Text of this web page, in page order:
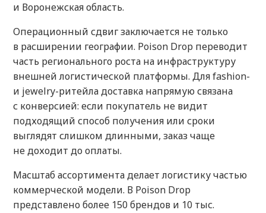
и Воронежская область.
Операционный сдвиг заключается не только
в расширении географии. Poison Drop переводит
часть регионального роста на инфраструктуру
внешней логистической платформы. Для fashion-
и jewelry-ритейла доставка напрямую связана
с конверсией: если покупатель не видит
подходящий способ получения или сроки
выглядят слишком длинными, заказ чаще
не доходит до оплаты.
Масштаб ассортимента делает логистику частью
коммерческой модели. В Poison Drop
представлено более 150 брендов и 10 тыс.